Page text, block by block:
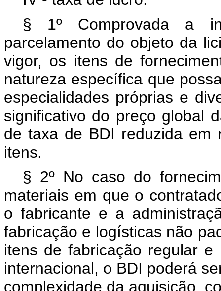
§ 1º Comprovada a
parcelamento do objeto da
vigor, os itens de
natureza específica que
especialidades próprias e
significativo do preço global
de taxa de BDI reduzida em
itens.
§ 2º No caso do
materiais em que o
o fabricante e a
fabricação e logísticas não
itens de fabricação regular
internacional, o BDI poderá
complexidade da aquisição,